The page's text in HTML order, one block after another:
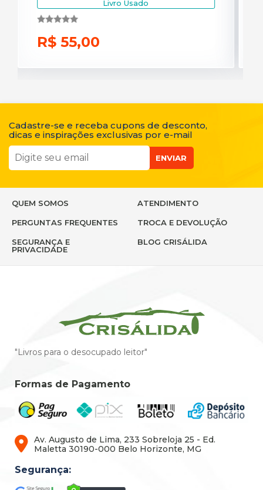
Livro Usado
R$ 55,00
Cadastre-se e receba cupons de desconto,
dicas e inspirações exclusivas por e-mail
ENVIAR
QUEM SOMOS ATENDIMENTO
PERGUNTAS FREQUENTES TROCA E DEVOLUÇÃO
SEGURANÇA E
PRIVACIDADE
BLOG CRISÁLIDA
"Livros para o desocupado leitor"
Formas de Pagamento
Av. Augusto de Lima, 233 Sobreloja 25 - Ed.
Maletta 30190-000 Belo Horizonte, MG
Segurança: